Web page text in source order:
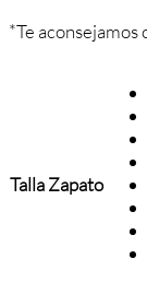
*Te
Talla Zapato